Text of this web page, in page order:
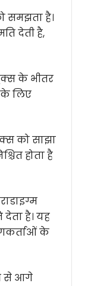
समझता है।
देती है,
के भीतर
के लिए
को साझा
होता है
है। यह
के
से आगे